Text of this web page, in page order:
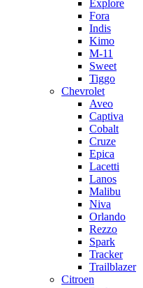
Explore
Fora
Indis
Kimo
M-11
Sweet
Tiggo
Chevrolet
Aveo
Captiva
Cobalt
Cruze
Epica
Lacetti
Lanos
Malibu
Niva
Orlando
Rezzo
Spark
Tracker
Trailblazer
Citroen